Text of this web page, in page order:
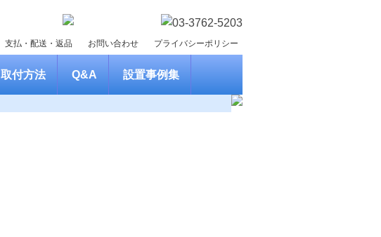
支払・配送・返品 お問い合わせ プライバシーポリシー
取付方法 Q&A 設置事例集